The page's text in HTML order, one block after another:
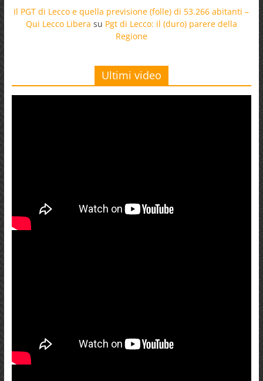
Il PGT di Lecco e quella previsione (folle) di 53.266 abitanti –
Qui Lecco Libera su Pgt di Lecco: il (duro) parere della
Regione
Ultimi video